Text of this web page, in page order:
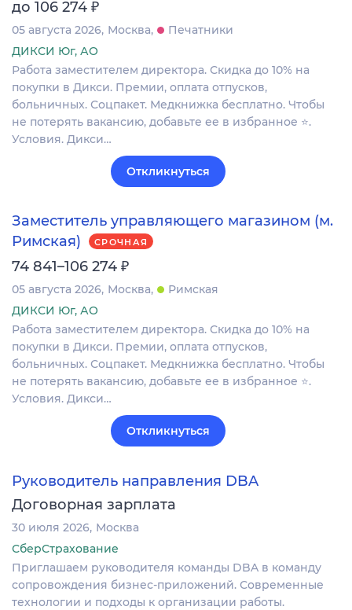
до 106 274 ₽
05 августа 2026 Москва
Печатники
ДИКСИ Юг, АО
Работа заместителем директора. Скидка до 10% на
покупки в Дикси. Премии, оплата отпусков,
больничных. Соцпакет. Медкнижка бесплатно. Чтобы
не потерять вакансию, добавьте ее в избранное ⭐.
Условия. Дикси…
Откликнуться
Заместитель управляющего магазином (м.
Римская)
СРОЧНАЯ
74 841–106 274 ₽
05 августа 2026 Москва
Римская
ДИКСИ Юг, АО
Работа заместителем директора. Скидка до 10% на
покупки в Дикси. Премии, оплата отпусков,
больничных. Соцпакет. Медкнижка бесплатно. Чтобы
не потерять вакансию, добавьте ее в избранное ⭐.
Условия. Дикси…
Откликнуться
Руководитель направления DBA
Договорная зарплата
30 июля 2026 Москва
СберСтрахование
Приглашаем руководителя команды DBA в команду
сопровождения бизнес-приложений. Современные
технологии и подходы к организации работы.